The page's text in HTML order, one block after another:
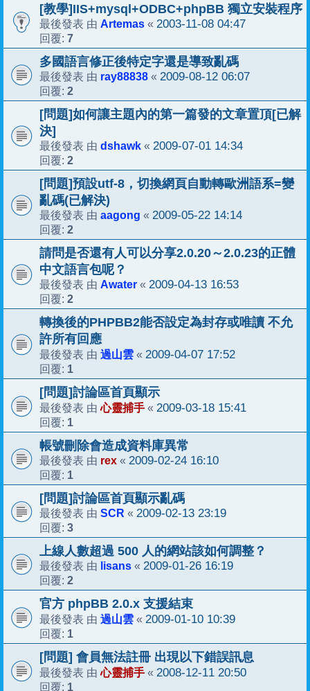
[教學]IIS+mysql+ODBC+phpBB 獨立安裝程序
最後發表 由 Artemas « 2003-11-08 04:47
回覆: 7
多國語言修正後特定字還是導致亂碼
最後發表 由 ray88838 « 2009-08-12 06:07
回覆: 2
[問題]如何讓主題內的第一篇發的文章置頂[已解
決]
最後發表 由 dshawk « 2009-07-01 14:34
回覆: 2
[問題]預設utf-8，切換網頁自動轉歐洲語系=變
亂碼(已解決)
最後發表 由 aagong « 2009-05-22 14:14
回覆: 2
請問是否還有人可以分享2.0.20～2.0.23的正體
中文語言包呢？
最後發表 由 Awater « 2009-04-13 16:53
回覆: 2
轉換後的PHPBB2能否設定為封存或唯讀 不允
許所有回應
最後發表 由 過山雲 « 2009-04-07 17:52
回覆: 1
[問題]討論區首頁顯示
最後發表 由心靈捕手 « 2009-03-18 15:41
回覆: 1
帳號刪除會造成資料庫異常
最後發表 由 rex « 2009-02-24 16:10
回覆: 1
[問題]討論區首頁顯示亂碼
最後發表 由 SCR « 2009-02-13 23:19
回覆: 3
上線人數超過 500 人的網站該如何調整？
最後發表 由 lisans « 2009-01-26 16:19
回覆: 2
官方 phpBB 2.0.x 支援結束
最後發表 由 過山雲 « 2009-01-10 10:39
回覆: 1
[問題] 會員無法註冊 出現以下錯誤訊息
最後發表 由心靈捕手 « 2008-12-11 20:50
回覆: 1